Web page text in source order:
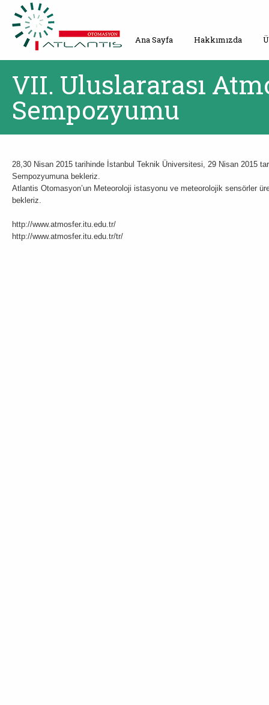
Ana Sayfa Hakkımızda
VII. Uluslararası
Sempozyumu
28,30 Nisan 2015 tarihinde İstanbul Teknik Üniversitesi, 29 Nisan 2015
Sempozyumuna bekleriz.
Atlantis Otomasyon’un Meteoroloji istasyonu ve meteorolojik sensörler
bekleriz.
http://www.atmosfer.itu.edu.tr/
http://www.atmosfer.itu.edu.tr/tr/